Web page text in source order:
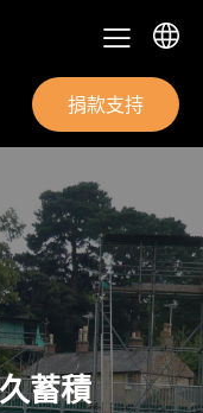
捐款支持
蓄積